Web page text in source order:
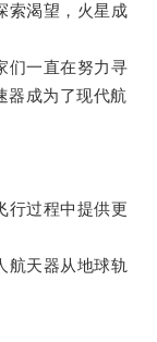
渴望，火星成
一直在努力寻
器成为了现代航
过程中提供更
天器从地球轨